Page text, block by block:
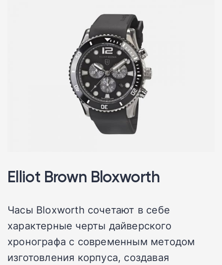
Elliot Brown Bloxworth
Часы Bloxworth сочетают в себе
характерные черты дайверского
хронографа с современным методом
изготовления корпуса, создавая